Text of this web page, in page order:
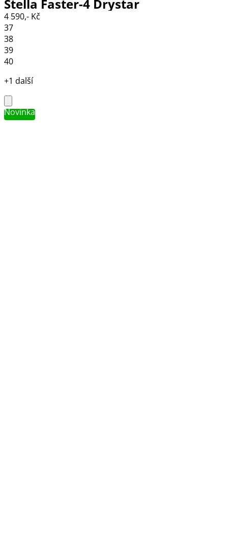
Stella Faster-4 Drystar
black/grey/coral fluo
4 590,- Kč
37
38
39
40
+1 další
Novinka